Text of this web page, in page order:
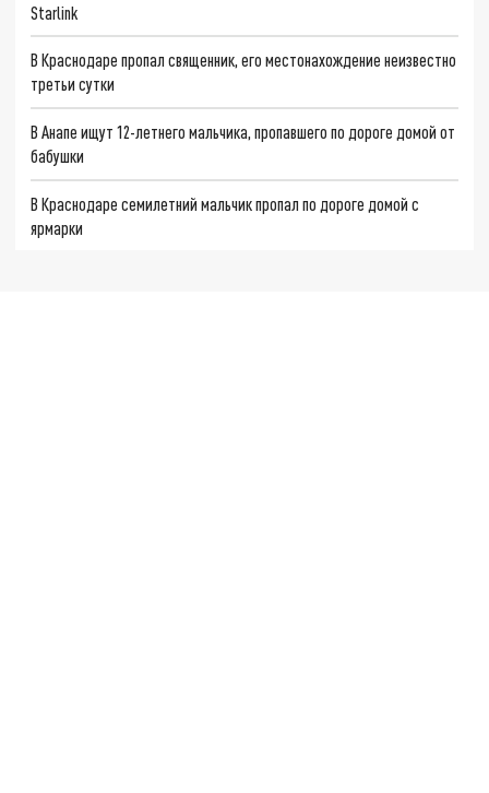
Starlink
В Краснодаре пропал священник, его местонахождение неизвестно
третьи сутки
В Анапе ищут 12-летнего мальчика, пропавшего по дороге домой от
бабушки
В Краснодаре семилетний мальчик пропал по дороге домой с
ярмарки